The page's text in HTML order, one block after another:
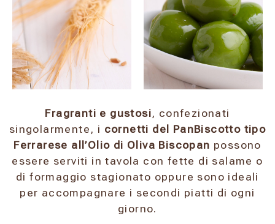
Fragranti e gustosi, confezionati
singolarmente, i cornetti del PanBiscotto tipo
Ferrarese all’Olio di Oliva Biscopan possono
essere serviti in tavola con fette di salame o
di formaggio stagionato oppure sono ideali
per accompagnare i secondi piatti di ogni
giorno.